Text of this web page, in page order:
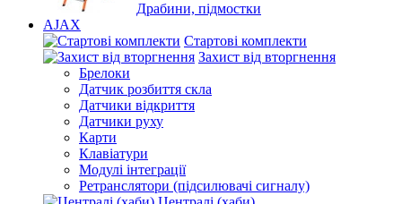
Драбини, підмостки
AJAX
Стартові комплекти
Захист від вторгнення
Брелоки
Датчик розбиття скла
Датчики відкриття
Датчики руху
Карти
Клавіатури
Модулі інтеграції
Ретранслятори (підсилювачі сигналу)